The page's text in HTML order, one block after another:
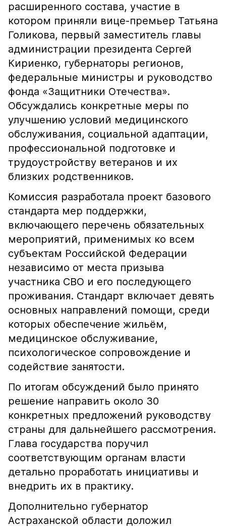
расширенного состава, участие в
котором приняли вице-премьер Татьяна
Голикова, первый заместитель главы
администрации президента Сергей
Кириенко, губернаторы регионов,
федеральные министры и руководство
фонда «Защитники Отечества».
Обсуждались конкретные меры по
улучшению условий медицинского
обслуживания, социальной адаптации,
профессиональной подготовке и
трудоустройству ветеранов и их
близких родственников.
Комиссия разработала проект базового
стандарта мер поддержки,
включающего перечень обязательных
мероприятий, применимых ко всем
субъектам Российской Федерации
независимо от места призыва
участника СВО и его последующего
проживания. Стандарт включает девять
основных направлений помощи, среди
которых обеспечение жильём,
медицинское обслуживание,
психологическое сопровождение и
содействие занятости.
По итогам обсуждений было принято
решение направить около 30
конкретных предложений руководству
страны для дальнейшего рассмотрения.
Глава государства поручил
соответствующим органам власти
детально проработать инициативы и
внедрить их в практику.
Дополнительно губернатор
Астраханской области доложил